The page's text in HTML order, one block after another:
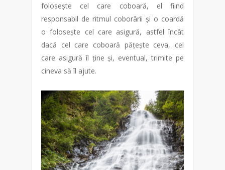
folosește cel care coboară, el fiind
responsabil de ritmul coborârii și o coardă
o folosește cel care asigură, astfel încât
dacă cel care coboară pățește ceva, cel
care asigură îl ține și, eventual, trimite pe
cineva să îl ajute.